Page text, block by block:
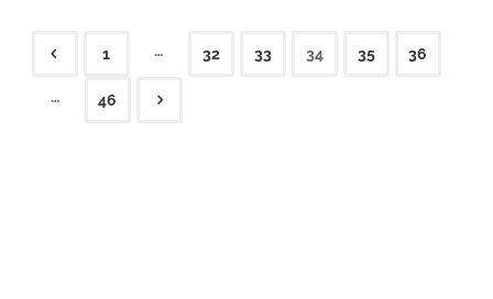
Seitennummerierung
1 … 32 33 34 35 36
… 46